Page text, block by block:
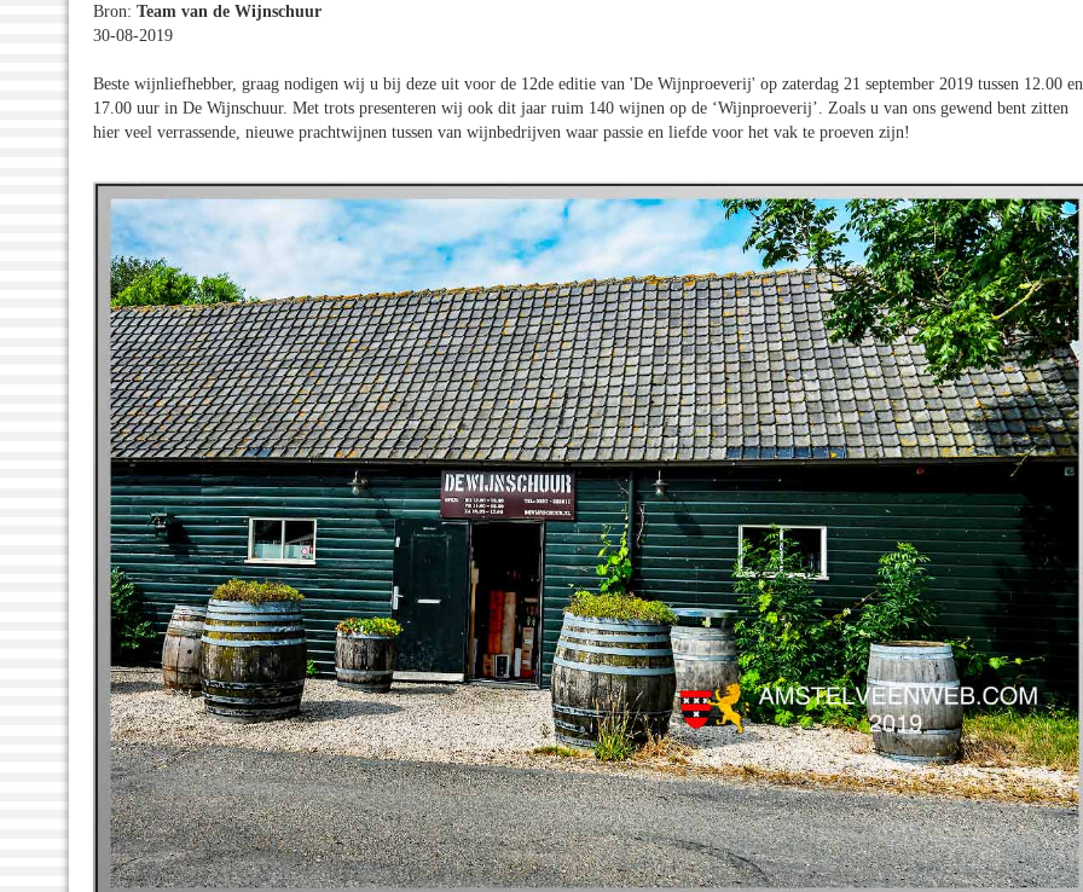
Bron: Team van de Wijnschuur
30-08-2019
Beste wijnliefhebber, graag nodigen wij u bij deze uit voor de 12de editie van 'De Wijnproeverij' op zaterdag 21 september 2019 tussen 12.00 en
17.00 uur in De Wijnschuur. Met trots presenteren wij ook dit jaar ruim 140 wijnen op de ‘Wijnproeverij’. Zoals u van ons gewend bent zitten
hier veel verrassende, nieuwe prachtwijnen tussen van wijnbedrijven waar passie en liefde voor het vak te proeven zijn!